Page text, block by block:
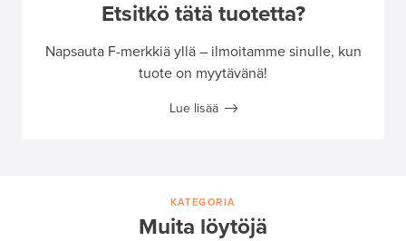
Etsitkö tätä tuotetta?
Napsauta F-merkkiä yllä – ilmoitamme sinulle, kun
tuote on myytävänä!
Lue lisää
KATEGORIA
Muita löytöjä